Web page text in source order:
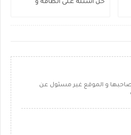
حل أسئلة على الطاقة و
صاحبها و الموقع غير مسئول عن